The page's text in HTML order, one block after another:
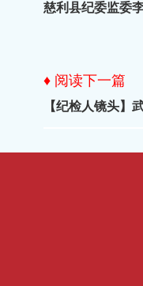
慈利县纪委监委
♦ 阅读下一篇
【纪检人镜头】